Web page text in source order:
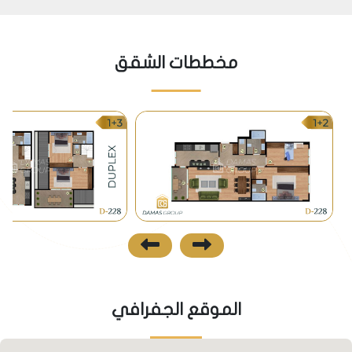
مخططات الشقق
الموقع الجفرافي